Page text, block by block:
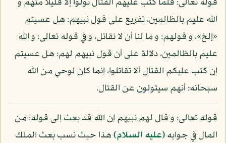
قوله تعالى: فلما كتب عليهم القتال تولوا إلا قليلا منهم و
الله عليم بالظالمين، تفريع على قول نبيهم: هل عسيتم
«إلخ»، و قولهم: و ما لنا أن لا نقاتل، و في قوله تعالى: و الله
عليم بالظالمين، دلالة على أن قول نبيهم لهم: هل عسيتم
إن كتب عليكم القتال ألا تقاتلوا، إنما كان لوحي من الله
سبحانه: أنهم سيتولون عن القتال.
قوله تعالى: و قال لهم نبيهم إن الله قد بعث إلى قوله: من
المال في جوابه(عليه السلام)هذا حيث نسب بعث الملك